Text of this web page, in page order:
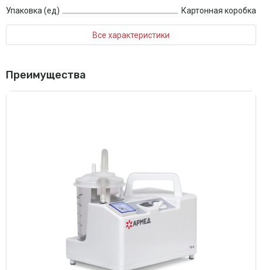
Упаковка (ед)
Картонная коробка
Все характеристики
Преимущества